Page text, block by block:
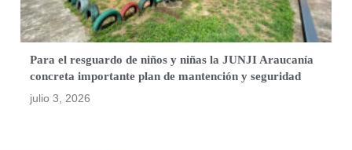
Para el resguardo de niños y niñas la JUNJI Araucanía
concreta importante plan de mantención y seguridad
julio 3, 2026